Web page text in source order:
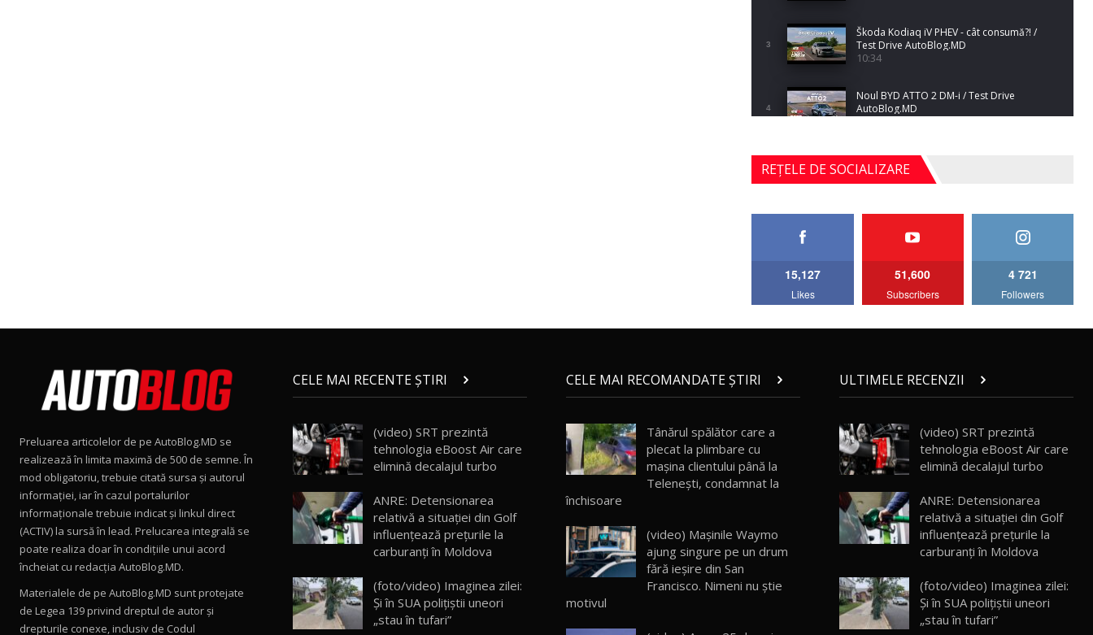
3
Škoda Kodiaq iV PHEV - cât consumă?! /
Test Drive AutoBlog.MD
10:34
4
Noul BYD ATTO 2 DM-i / Test Drive
AutoBlog.MD
5
Noul Mercedes-Benz S-Class facelift (S 580
4MATIC V223) / Test Drive AutoBlog.MD
27:33
AutoBlog.MD
15:08
15:22
10
Mercedes-AMG E 53 HYBRID 4MATIC+ /
Test Drive AutoBlog.MD
16:27
11
Noul Volvo ES90 / Test Drive AutoBlog.MD
Noul MG HS / Test Drive AutoBlog.MD
16:48
REȚELE DE SOCIALIZARE
15,127
Likes
51,600
Subscribers
4 721
Followers
Preluarea articolelor de pe AutoBlog.MD se
realizează în limita maximă de 500 de semne. În
mod obligatoriu, trebuie citată sursa și autorul
informației, iar în cazul portalurilor
informaționale trebuie indicat și linkul direct
(ACTIV) la sursă în lead. Prelucarea integrală se
poate realiza doar în condițiile unui acord
încheiat cu redacţia AutoBlog.MD.
Materialele de pe AutoBlog.MD sunt protejate
de Legea 139 privind dreptul de autor și
drepturile conexe, inclusiv de Codul
CELE MAI RECENTE ȘTIRI
(video) SRT prezintă
tehnologia eBoost Air care
elimină decalajul turbo
ANRE: Detensionarea
relativă a situației din Golf
influențează prețurile la
carburanți în Moldova
(foto/video) Imaginea zilei:
Și în SUA polițiștii uneori
„stau în tufari”
CELE MAI RECOMANDATE ȘTIRI
Tânărul spălător care a
plecat la plimbare cu
mașina clientului până la
Telenești, condamnat la
închisoare
(video) Maşinile Waymo
ajung singure pe un drum
fără ieşire din San
Francisco. Nimeni nu știe
motivul
ULTIMELE RECENZII
(video) SRT prezintă
tehnologia eBoost Air care
elimină decalajul turbo
ANRE: Detensionarea
relativă a situației din Golf
influențează prețurile la
carburanți în Moldova
(foto/video) Imaginea zilei:
Și în SUA polițiștii uneori
„stau în tufari”